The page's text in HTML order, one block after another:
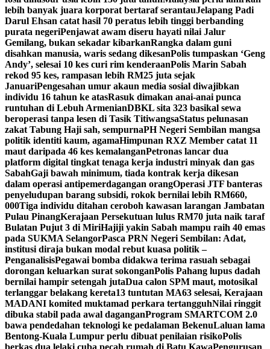
lebih banyak juara korporat bertaraf serantauJelapang Padi
Darul Ehsan catat hasil 70 peratus lebih tinggi berbanding
purata negeriPenjawat awam diseru hayati nilai Jalur
Gemilang, bukan sekadar kibarkanRangka dalam guni
disahkan manusia, waris sedang dikesanPolis tumpaskan ‘Geng
Andy’, selesai 10 kes curi rim kenderaanPolis Marin Sabah
rekod 95 kes, rampasan lebih RM25 juta sejak
JanuariPengesahan umur akaun media sosial diwajibkan
individu 16 tahun ke atasRasuk dimakan anai-anai punca
runtuhan di Lebuh ArmenianDBKL sita 323 basikal sewa
beroperasi tanpa lesen di Tasik TitiwangsaStatus pelunasan
zakat Tabung Haji sah, sempurnaPH Negeri Sembilan mangsa
politik identiti kaum, agamaHimpunan RXZ Member catat 11
maut daripada 46 kes kemalanganPetronas lancar dua
platform digital tingkat tenaga kerja industri minyak dan gas
SabahGaji bawah minimum, tiada kontrak kerja dikesan
dalam operasi antipemerdagangan orangOperasi JTF banteras
penyeludupan barang subsidi, rokok bernilai lebih RM660,
000Tiga individu ditahan ceroboh kawasan larangan Jambatan
Pulau PinangKerajaan Persekutuan lulus RM70 juta naik taraf
Bulatan Pujut 3 di MiriHajiji yakin Sabah mampu raih 40 emas
pada SUKMA SelangorPasca PRN Negeri Sembilan: Adat,
institusi diraja bukan modal rebut kuasa politik –
PenganalisisPegawai bomba didakwa terima rasuah sebagai
dorongan keluarkan surat sokonganPolis Pahang lupus dadah
bernilai hampir setengah jutaDua calon SPM maut, motosikal
terlanggar belakang kereta13 tuntutan MA63 selesai, Kerajaan
MADANI komited muktamad perkara tertangguhNilai ringgit
dibuka stabil pada awal daganganProgram SMARTCOM 2.0
bawa pendedahan teknologi ke pedalaman BekenuLaluan lama
Bentong-Kuala Lumpur perlu dibuat penilaian risikoPolis